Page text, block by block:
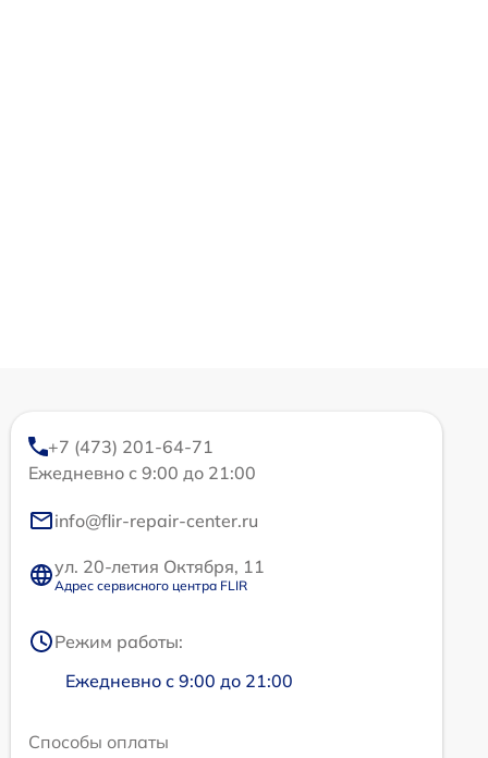
+7 (473) 201-64-71
Ежедневно с 9:00 до 21:00
info@flir-repair-center.ru
ул. 20-летия Октября, 11
Адрес сервисного центра FLIR
Режим работы:
Ежедневно с 9:00 до 21:00
Способы оплаты